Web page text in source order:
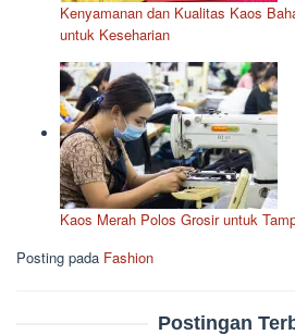
Kenyamanan dan Kualitas Kaos
untuk Keseharian
Kaos Merah Polos Grosir untuk
Posting pada Fashion
Postingan